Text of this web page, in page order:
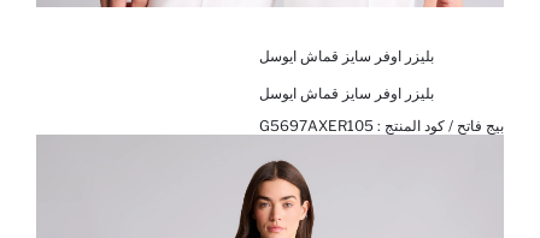
بليزر اوفر سايز قماش ايوسل
بليزر اوفر سايز قماش ايوسل
بيج فاتح / كود المنتج : G5697AXER105